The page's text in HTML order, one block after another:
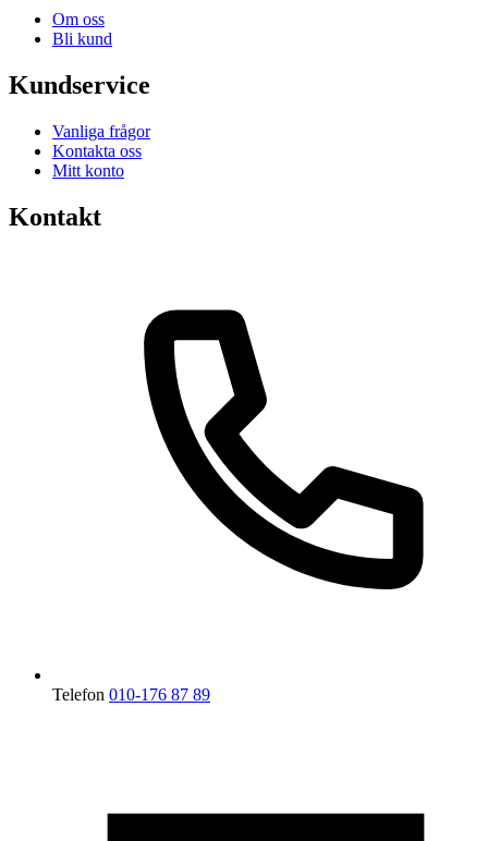
Om oss
Bli kund
Kundservice
Vanliga frågor
Kontakta oss
Mitt konto
Kontakt
Telefon 010-176 87 89